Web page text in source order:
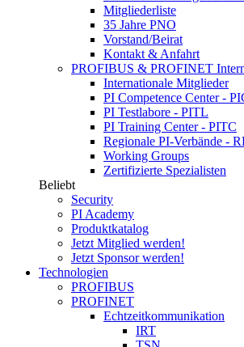
Mitgliederliste
35 Jahre PNO
Vorstand/Beirat
Kontakt & Anfahrt
PROFIBUS & PROFINET
Internationale Mitglieder
PI Competence Center -
PI Testlabore - PITL
PI Training Center - PITC
Regionale PI-Verbände -
Working Groups
Zertifizierte Spezialisten
Beliebt
Security
PI Academy
Produktkatalog
Jetzt Mitglied werden!
Jetzt Sponsor werden!
Technologien
PROFIBUS
PROFINET
Echtzeitkommunikation
IRT